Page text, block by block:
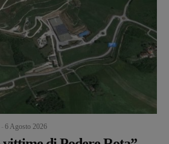
6 Agosto 2026